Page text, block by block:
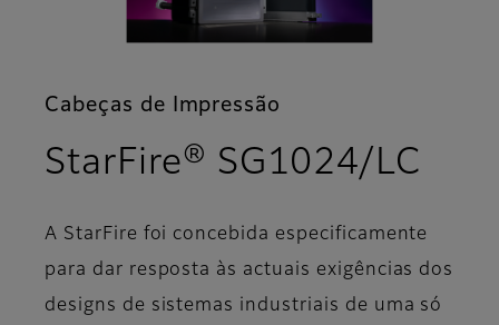
Cabeças de Impressão
StarFire® SG1024/LC
A StarFire foi concebida especificamente
para dar resposta às actuais exigências dos
designs de sistemas industriais de uma só